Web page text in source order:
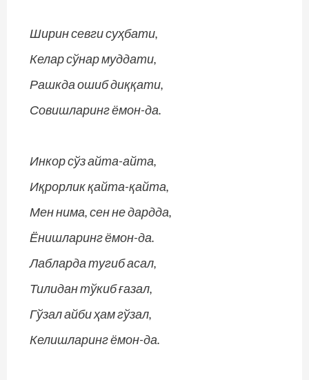
Ширин севги суҳбати,
Келар сўнар муддати,
Рашкда ошиб диққати,
Совишларинг ёмон-да.
Инкор сўз айта-айта,
Иқрорлик қайта-қайта,
Мен нима, сен не дардда,
Ёнишларинг ёмон-да.
Лабларда тугиб асал,
Тилидан тўкиб ғазал,
Гўзал айби ҳам гўзал,
Келишларинг ёмон-да.